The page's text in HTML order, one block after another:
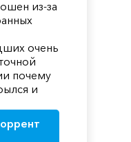
из-за
очень
почему
и